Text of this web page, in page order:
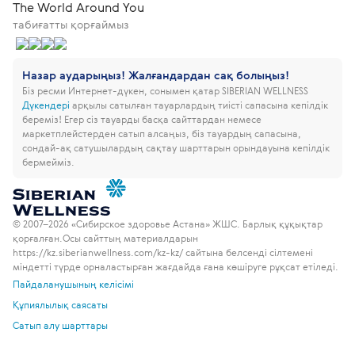
The World Around You
табиғатты қорғаймыз
Назар аударыңыз! Жалғандардан сақ болыңыз!
Біз ресми Интернет-дүкен, сонымен қатар SIBERIAN WELLNESS
Дүкендері арқылы сатылған тауарлардың тиісті сапасына кепілдік
береміз! Егер сіз тауарды басқа сайттардан немесе
маркетплейстерден сатып алсаңыз, біз тауардың сапасына,
сондай-ақ сатушылардың сақтау шарттарын орындауына кепілдік
бермейміз.
© 2007–2026 «Сибирское здоровье Астана» ЖШС. Барлық құқықтар
қорғалған. Осы сайттың материалдарын
https://kz.siberianwellness.com/kz-kz/ сайтына белсенді сілтемені
міндетті түрде орналастырған жағдайда ғана көшіруге рұқсат етіледі.
Пайдаланушының келісімі
Құпиялылық саясаты
Сатып алу шарттары